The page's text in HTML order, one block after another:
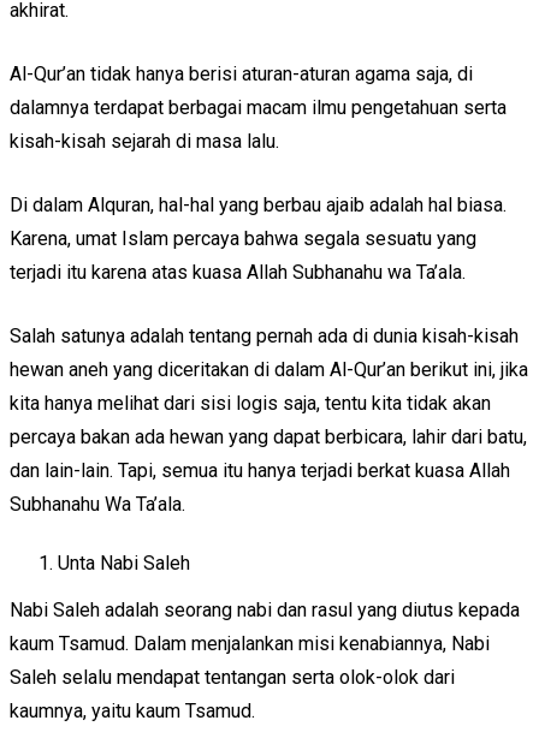
akhirat.
Al-Qur’an tidak hanya berisi aturan-aturan agama saja, di
dalamnya terdapat berbagai macam ilmu pengetahuan serta
kisah-kisah sejarah di masa lalu.
Di dalam Alquran, hal-hal yang berbau ajaib adalah hal biasa.
Karena, umat Islam percaya bahwa segala sesuatu yang
terjadi itu karena atas kuasa Allah Subhanahu wa Ta’ala.
Salah satunya adalah tentang pernah ada di dunia kisah-kisah
hewan aneh yang diceritakan di dalam Al-Qur’an berikut ini, jika
kita hanya melihat dari sisi logis saja, tentu kita tidak akan
percaya bakan ada hewan yang dapat berbicara, lahir dari batu,
dan lain-lain. Tapi, semua itu hanya terjadi berkat kuasa Allah
Subhanahu Wa Ta’ala.
Unta Nabi Saleh
Nabi Saleh adalah seorang nabi dan rasul yang diutus kepada
kaum Tsamud. Dalam menjalankan misi kenabiannya, Nabi
Saleh selalu mendapat tentangan serta olok-olok dari
kaumnya, yaitu kaum Tsamud.